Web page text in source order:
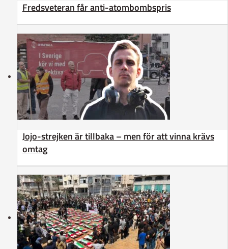
Fredsveteran får anti-atombombspris
Jojo-strejken är tillbaka – men för att vinna krävs
omtag